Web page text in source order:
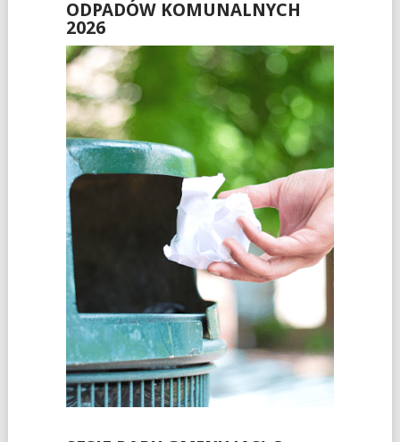
ODPADÓW KOMUNALNYCH
2026